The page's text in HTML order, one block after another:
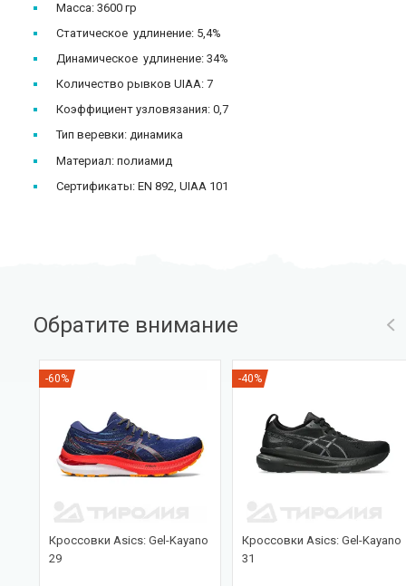
Масса: 3600 гр
Статическое удлинение: 5,4%
Динамическое удлинение: 34%
Количество рывков UIAA: 7
Коэффициент узловязания: 0,7
Тип веревки: динамика
Материал: полиамид
Сертификаты: EN 892, UIAA 101
Обратите внимание
-60%
Кроссовки Asics: Gel-Kayano
29
-40%
Кроссовки Asics: Gel-Kayano
31